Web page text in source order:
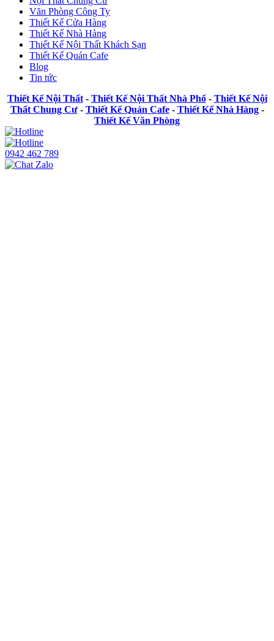
Văn Phòng Công Ty
Thiết Kế Cửa Hàng
Thiết Kế Nhà Hàng
Thiết Kế Nội Thất Khách Sạn
Thiết Kế Quán Cafe
Blog
Tin tức
Thiết Kế Nội Thất- Thiết Kế Nội Thất Nhà Phố- Thiết Kế Nội
Thất Chung Cư- Thiết Kế Quán Cafe- Thiết Kế Nhà Hàng-
Thiết Kế Văn Phòng
0942 462 789